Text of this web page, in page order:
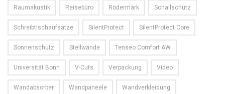
Raumakustik Reisebüro Rödermark Schallschutz
Schreibtischaufsätze SilentProtect SilentProtect Core
Sonnenschutz Stellwände Tenseo Comfort AW
Universität Bonn V-Cuts Verpackung Video
Wandabsorber Wandpaneele Wandverkleidung